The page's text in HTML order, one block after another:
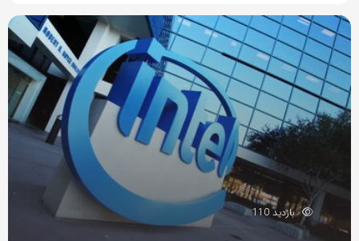
بازدید 110